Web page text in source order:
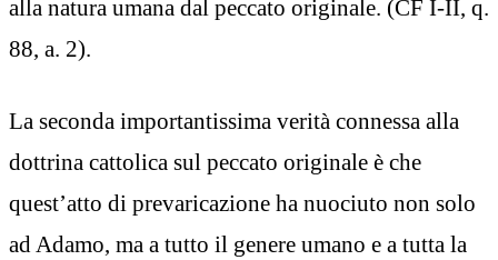
alla natura umana dal peccato originale. (CF I-II, q.
88, a. 2).
La seconda importantissima verità connessa alla
dottrina cattolica sul peccato originale è che
quest’atto di prevaricazione ha nuociuto non solo
ad Adamo, ma a tutto il genere umano e a tutta la